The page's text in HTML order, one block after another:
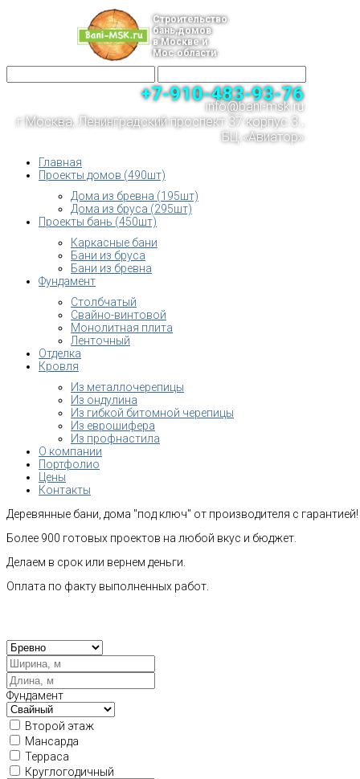
Строительство
бань,домов
в Москве и
Мос.области
+7-910-483-93-76
info@bani-msk.ru
г.Москва, Ленинградский проспект 37 корпус 3 ,
БЦ «Авиатор»
Главная
Проекты домов (490шт)
Дома из бревна (195шт)
Дома из бруса (295шт)
Проекты бань (450шт)
Каркасные бани
Бани из бруса
Бани из бревна
Фундамент
Столбчатый
Свайно-винтовой
Монолитная плита
Ленточный
Отделка
Кровля
Из металлочерепицы
Из ондулина
Из гибкой битомной черепицы
Из еврошифера
Из профнастила
О компании
Портфолио
Цены
Контакты
Деревянные бани, дома "под ключ" от производителя с гарантией!
Более 900 готовых проектов на любой вкус и бюджет.
Делаем в срок или вернем деньги.
Оплата по факту выполненных работ.
Фундамент
Второй этаж
Мансарда
Терраса
Круглогодичный